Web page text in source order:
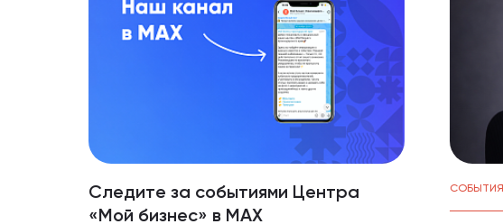
Следите за событиями Центра
«Мой бизнес» в МАХ
СОБЫТИЯ